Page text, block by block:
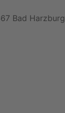
Bad Harzburg